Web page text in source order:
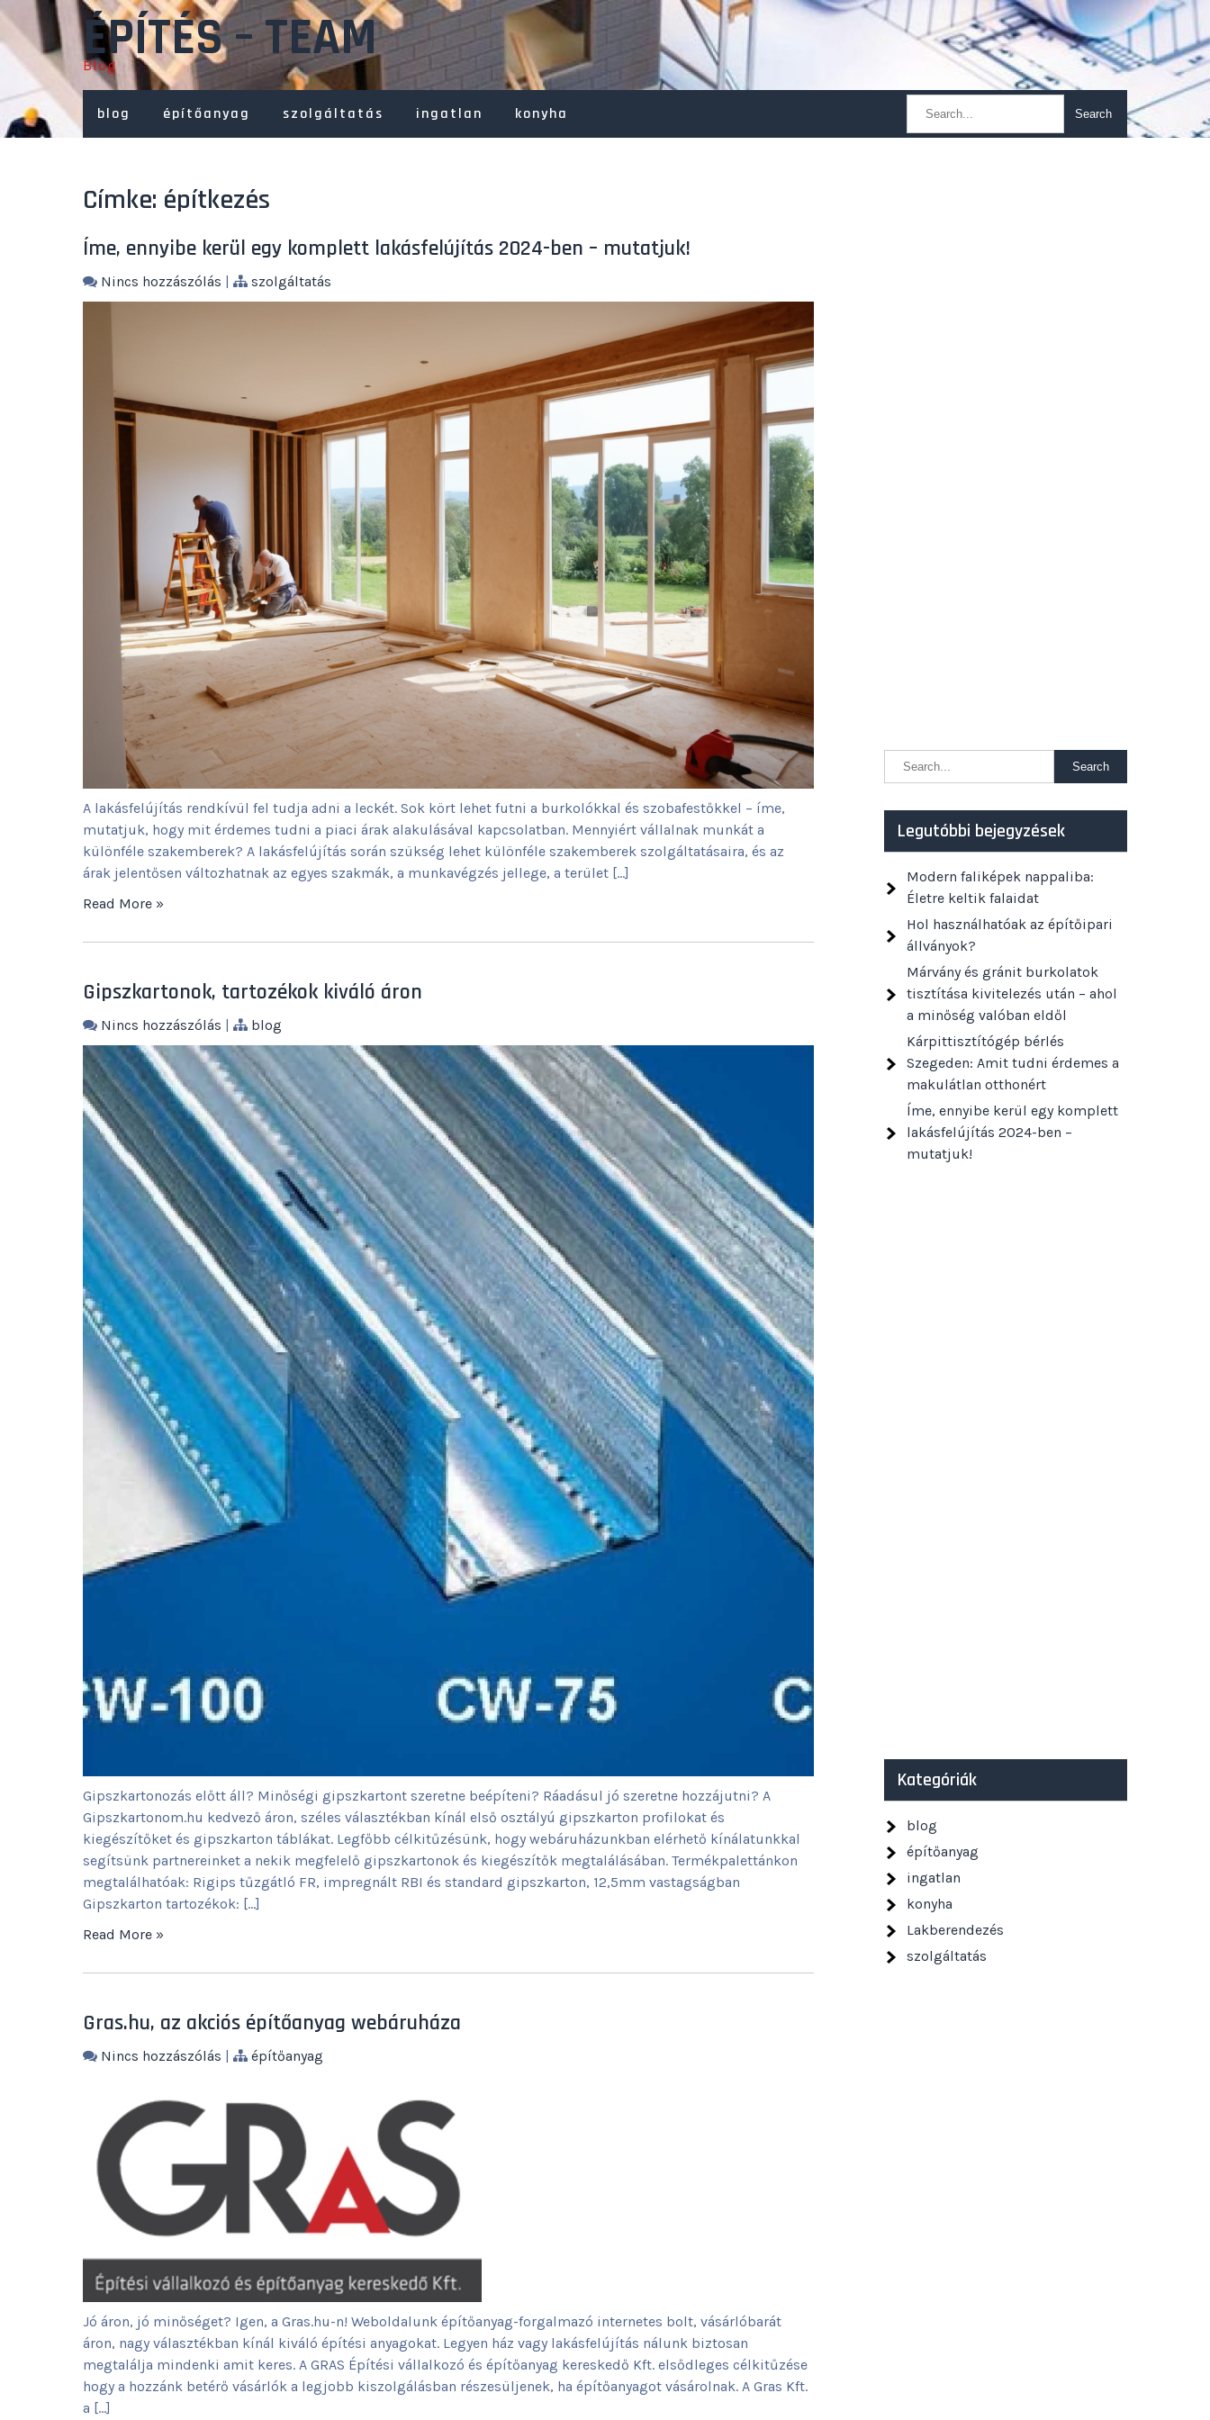
Skip
content
ÉPÍTÉS – TEAM
Blog
blog építőanyag szolgáltatás ingatlan konyha
Címke: építkezés
Íme, ennyibe kerül egy komplett lakásfelújítás 2024-ben – mutatjuk!
Nincs hozzászólás | szolgáltatás
A lakásfelújítás rendkívül fel tudja adni a leckét. Sok kört lehet futni a burkolókkal és szobafestőkkel – íme,
mutatjuk, hogy mit érdemes tudni a piaci árak alakulásával kapcsolatban. Mennyiért vállalnak munkát a
különféle szakemberek? A lakásfelújítás során szükség lehet különféle szakemberek szolgáltatásaira, és az
árak jelentősen változhatnak az egyes szakmák, a munkavégzés jellege, a terület […]
Read More »
Gipszkartonok, tartozékok kiváló áron
Nincs hozzászólás blog
Gipszkartonozás előtt áll? Minőségi gipszkartont szeretne beépíteni? Ráadásul jó szeretne hozzájutni? A
Gipszkartonom.hu kedvező áron, széles választékban kínál első osztályú gipszkarton profilokat és
kiegészítőket és gipszkarton táblákat. Legfőbb célkitűzésünk, hogy webáruházunkban elérhető kínálatunkkal
segítsünk partnereinket a nekik megfelelő gipszkartonok és kiegészítők megtalálásában. Termékpalettánkon
megtalálhatóak: Rigips tűzgátló FR, impregnált RBI és standard gipszkarton, 12,5mm vastagságban
Gipszkarton tartozékok: […]
Read More »
Gras.hu, az akciós építőanyag webáruháza
Nincs hozzászólás építőanyag
Jó áron, jó minőséget? Igen, a Gras.hu-n! Weboldalunk építőanyag-forgalmazó internetes bolt, vásárlóbarát
áron, nagy választékban kínál kiváló építési anyagokat. Legyen ház vagy lakásfelújítás nálunk biztosan
megtalálja mindenki amit keres. A GRAS Építési vállalkozó és építőanyag kereskedő Kft. elsődleges célkitűzése
hogy a hozzánk betérő vásárlók a legjobb kiszolgálásban részesüljenek, ha építőanyagot vásárolnak. A Gras Kft.
a […]
Legutóbbi bejegyzések
Modern faliképek nappaliba:
Életre keltik falaidat
Hol használhatóak az építőipari
állványok?
Márvány és gránit burkolatok
tisztítása kivitelezés után – ahol
a minőség valóban eldől
Kárpittisztítógép bérlés
Szegeden: Amit tudni érdemes a
makulátlan otthonért
Íme, ennyibe kerül egy komplett
lakásfelújítás 2024-ben –
mutatjuk!
Kategóriák
blog
építőanyag
ingatlan
konyha
Lakberendezés
szolgáltatás